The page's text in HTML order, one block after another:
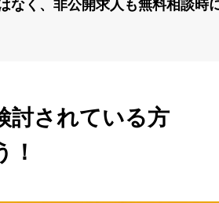
ができますので、各企業情報、